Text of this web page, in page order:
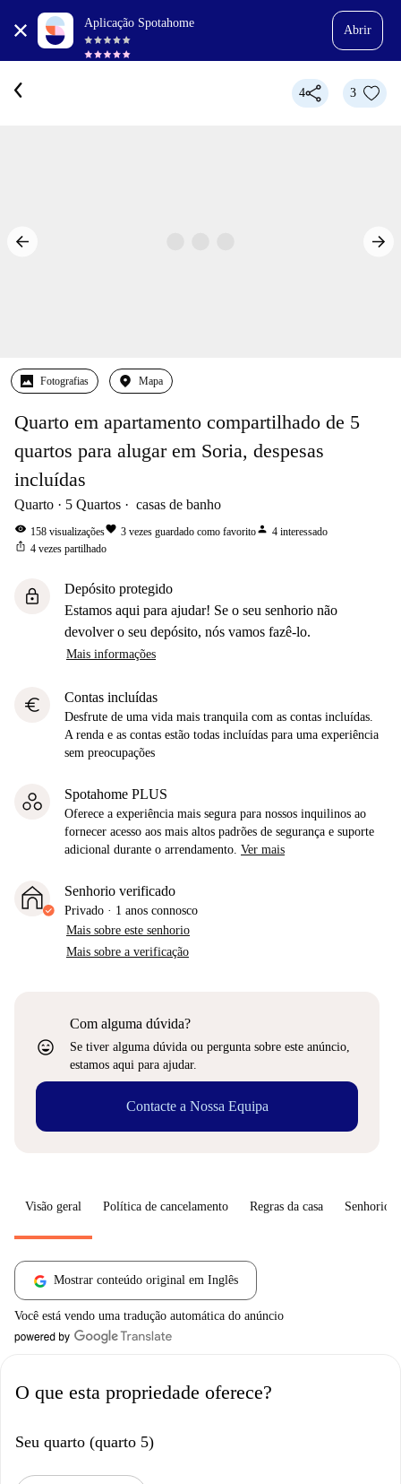
Aplicação Spotahome
Abrir
4 3
Fotografias Mapa
Quarto em apartamento compartilhado de 5
quartos para alugar em Soria, despesas
incluídas
Quarto 5 Quartos casas de banho
visibility 158 visualizaçõesfavorite 3 vezes guardado como favoritoperson 4 interessado
ios_share 4 vezes partilhado
lock
Depósito protegido
Estamos aqui para ajudar! Se o seu senhorio não
devolver o seu depósito, nós vamos fazê-lo.
Mais informações
euro Contas incluídas
Desfrute de uma vida mais tranquila com as contas incluídas.
A renda e as contas estão todas incluídas para uma experiência
sem preocupações
Spotahome PLUS
Oferece a experiência mais segura para nossos inquilinos ao
fornecer acesso aos mais altos padrões de segurança e suporte
adicional durante o arrendamento. Ver mais
Senhorio verificado
Privado · 1 anos connosco
Mais sobre este senhorio
Mais sobre a verificação
sentiment_very_satisfied
Com alguma dúvida?
Se tiver alguma dúvida ou pergunta sobre este anúncio,
estamos aqui para ajudar.
Contacte a Nossa Equipa
Visão geral Política de cancelamento Regras da casa Senhorio
Mostrar conteúdo original em Inglês
Você está vendo uma tradução automática do anúncio
O que esta propriedade oferece?
Seu quarto (quarto 5)